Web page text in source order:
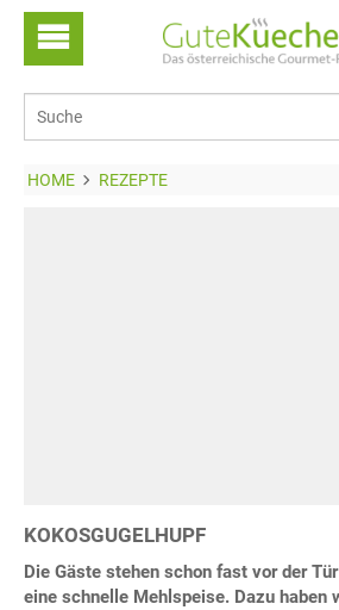
HOME REZEPTE
KOKOSGUGELHUPF
Die Gäste stehen schon fast vor der
eine schnelle Mehlspeise. Dazu haben